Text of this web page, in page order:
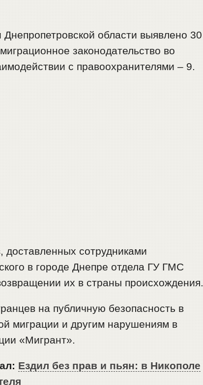
области выявлено 30
законодательство во
с правоохранителями – 9.
сотрудниками
в городе Днепре отдела ГУ ГМС
их в страны происхождения.
на публичную безопасность в
миграции и другим нарушениям в
«Мигрант».
Ездил без прав и пьян: в Никополе